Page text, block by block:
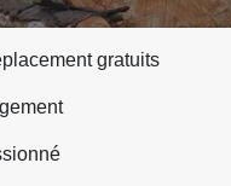
gratuits